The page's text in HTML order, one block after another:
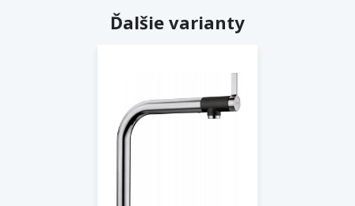
Ďalšie varianty